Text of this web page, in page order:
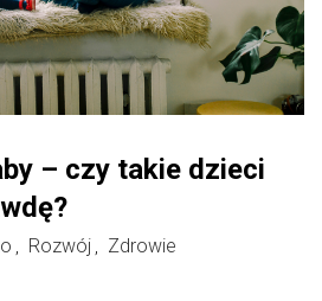
– czy takie dzieci
Rozwój
Zdrowie